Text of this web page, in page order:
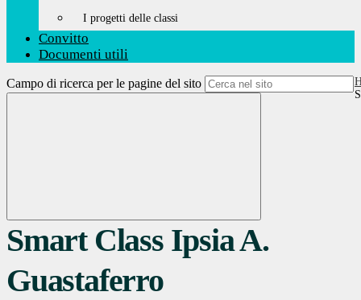
I progetti delle classi
Convitto
Documenti utili
Campo di ricerca per le pagine del sito
Smart Class Ipsia A.
Guastaferro